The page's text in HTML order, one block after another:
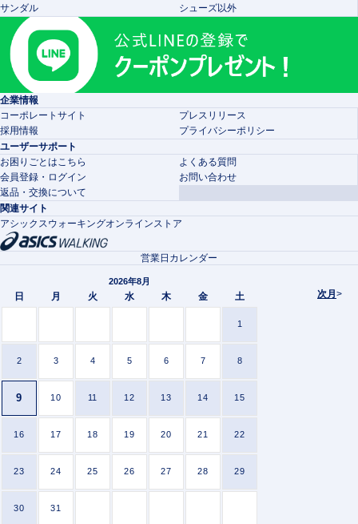
サンダル
シューズ以外
企業情報
コーポレートサイト
プレスリリース
採用情報
プライバシーポリシー
ユーザーサポート
お困りごとはこちら
よくある質問
会員登録・ログイン
お問い合わせ
返品・交換について
関連サイト
アシックスウォーキングオンラインストア
次月 >
営業日カレンダー
2026年8月
日 月 火 水 木 金 土
1
2 3 4 5 6 7 8
9 10 11 12 13 14 15
16 17 18 19 20 21 22
23 24 25 26 27 28 29
30 31